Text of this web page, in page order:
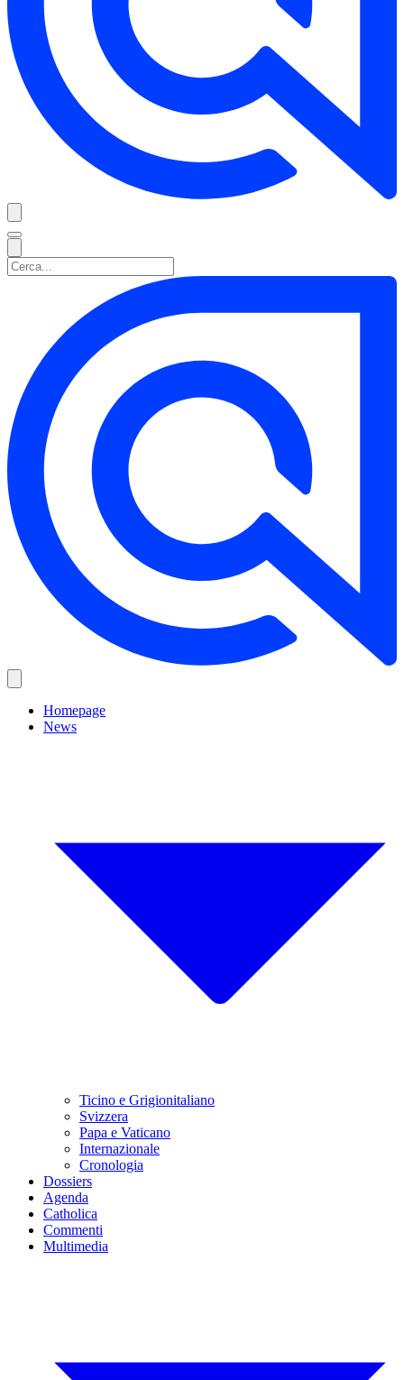
Homepage
News
Ticino e Grigionitaliano
Svizzera
Papa e Vaticano
Internazionale
Cronologia
Dossiers
Agenda
Catholica
Commenti
Multimedia